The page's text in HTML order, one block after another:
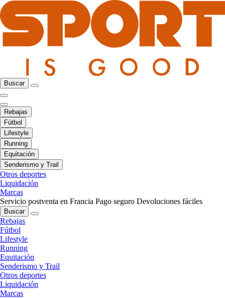
Buscar
Rebajas
Fútbol
Lifestyle
Running
Equitación
Senderismo y Trail
Otros deportes
Liquidación
Marcas
Servicio postventa en Francia Pago seguro Devoluciones fáciles
Buscar
Rebajas
Fútbol
Lifestyle
Running
Equitación
Senderismo y Trail
Otros deportes
Liquidación
Marcas